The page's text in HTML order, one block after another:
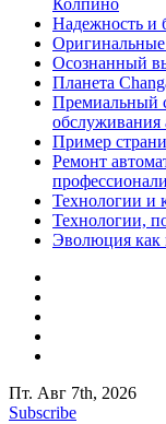
Колпино
Надежность и
Оригинальные
Осознанный
Планета
Премиальный
обслуживания
Пример
Ремонт
Технологии и
Технологии,
Эволюция как
Пт. Авг 7th, 2026
Subscribe